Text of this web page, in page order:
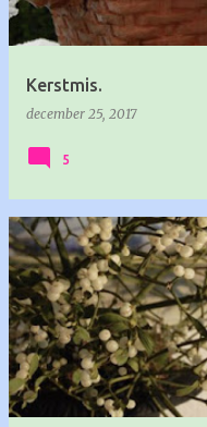
Kerstmis.
december 25, 2017
5